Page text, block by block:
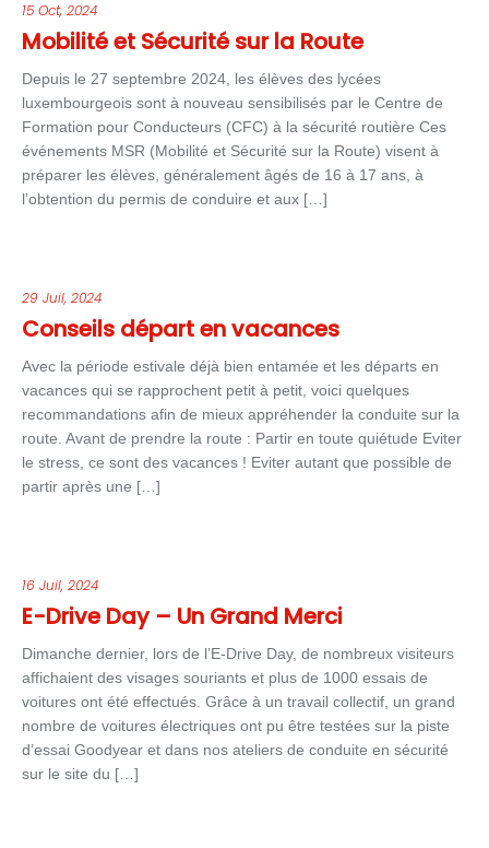
15 Oct, 2024
Mobilité et Sécurité sur la Route
Depuis le 27 septembre 2024, les élèves des lycées
luxembourgeois sont à nouveau sensibilisés par le Centre de
Formation pour Conducteurs (CFC) à la sécurité routière Ces
événements MSR (Mobilité et Sécurité sur la Route) visent à
préparer les élèves, généralement âgés de 16 à 17 ans, à
l’obtention du permis de conduire et aux […]
29 Juil, 2024
Conseils départ en vacances
Avec la période estivale déjà bien entamée et les départs en
vacances qui se rapprochent petit à petit, voici quelques
recommandations afin de mieux appréhender la conduite sur la
route. Avant de prendre la route : Partir en toute quiétude Eviter
le stress, ce sont des vacances ! Eviter autant que possible de
partir après une […]
16 Juil, 2024
E-Drive Day – Un Grand Merci
Dimanche dernier, lors de l’E-Drive Day, de nombreux visiteurs
affichaient des visages souriants et plus de 1000 essais de
voitures ont été effectués. Grâce à un travail collectif, un grand
nombre de voitures électriques ont pu être testées sur la piste
d’essai Goodyear et dans nos ateliers de conduite en sécurité
sur le site du […]